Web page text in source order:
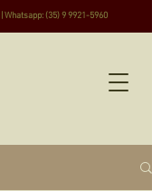
|Whatsapp:(35) 9 9921-5960